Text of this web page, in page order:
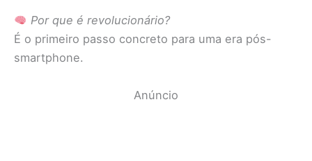
Por que é revolucionário?
É o primeiro passo concreto para uma era pós-
smartphone.
Anúncio